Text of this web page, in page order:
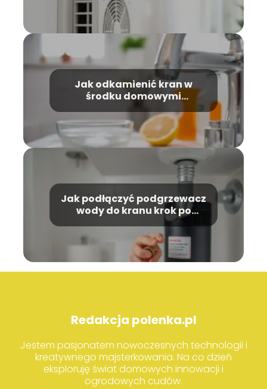
Jak odkamienić kran w
środku domowymi
Jak podłączyć podgrzewacz
wody do kranu krok po
Redakcja polenka.pl
Jestem pasjonatem nowoczesnych technologii i
kreatywnego majsterkowania. Na co dzień
eksploruję świat domowych innowacji i
ogrodowych cudów.